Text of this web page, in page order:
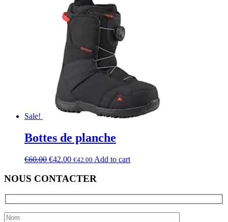
Sale!
Bottes de planche
€60.00 €42.00 €42.00 Add to cart
NOUS CONTACTER